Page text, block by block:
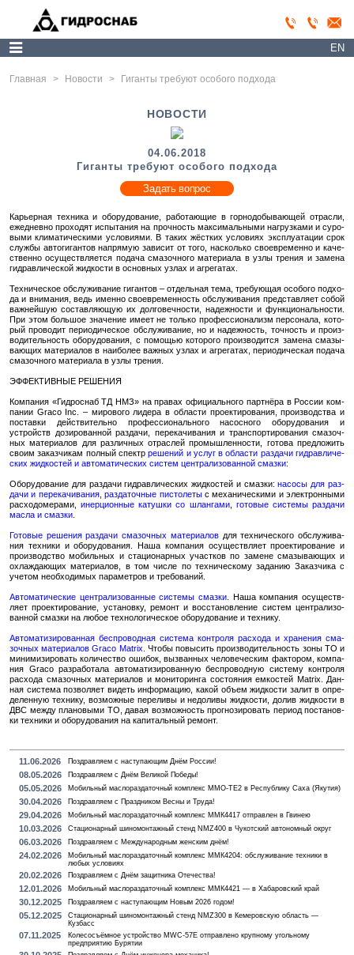
EN
Главная > Новости > Гиганты требуют особого подхода
11.06.2026 Поздравляем с наступающим Днём России!
08.05.2026 Поздравляем с Днём Великой Победы!
05.05.2026 Мобильный маслораздаточный комплекс MMO-TE2 в Республику Саха (Якутия)
30.04.2026 Поздравляем с Праздником Весны и Труда!
29.04.2026 Мобильный маслораздаточный комплекс ММК4417 отправлен в Гвинею
10.03.2026 Стационарный шиномонтажный стенд NMZ400 в Чукотский автономный округ
06.03.2026 Поздравляем с Международным женским днём!
24.02.2026
Мобильный маслораздаточный комплекс ММК4204: обслуживание техники в
любых условиях
20.02.2026 Поздравляем с Днём защитника Отечества!
12.01.2026 Мобильный маслораздаточный комплекс ММК4421 — в Хабаровский край
30.12.2025 Поздравляем с наступающим Новым 2026 годом!
05.12.2025
Стационарный шиномонтажный стенд NMZ300 в Кемеровскую область —
Кузбасс
07.11.2025
Колесосъёмное устройство MWC-57E отправлено крупному угольному
предприятию Бурятии
НОВОСТИ
04.06.2018
Гиганты требуют особого подхода
Задать вопрос
Ка­рьер­ная тех­ни­ка и обо­ру­до­ва­ние, ра­бо­та­ю­щие в гор­но­до­бы­ва­ю­щей от­рас­ли,
еже­днев­но про­хо­дят ис­пы­та­ния на проч­ность мак­си­маль­ны­ми на­груз­ка­ми и су­ро­
вы­ми кли­ма­ти­че­ски­ми усло­ви­я­ми. В таких жёст­ких усло­ви­ях экс­плу­а­та­ции срок
служ­бы ав­то­ги­ган­тов на­пря­мую за­ви­сит от того, на­сколь­ко свое­вре­мен­но и ка­че­
ствен­но осу­ществ­ля­ет­ся по­да­ча сма­зоч­но­го ма­те­ри­а­ла в узлы тре­ния и за­ме­на
гид­рав­ли­че­ской жид­ко­сти в ос­нов­ных узлах и аг­ре­га­тах.
Тех­ни­че­ское об­слу­жи­ва­ние ги­ган­тов – от­дель­ная тема, тре­бу­ю­щая осо­бо­го под­хо­
да и вни­ма­ния, ведь имен­но свое­вре­мен­ность об­слу­жи­ва­ния пред­став­ля­ет собой
важ­ней­шую со­став­ля­ю­щую их дол­го­веч­но­сти, на­деж­но­сти и функ­ци­о­наль­но­сти.
При этом боль­шое зна­че­ние имеет не толь­ко про­фес­си­о­на­лизм пер­со­на­ла, ко­то­
рый про­во­дит пе­ри­о­ди­че­ское об­слу­жи­ва­ние, но и на­деж­ность, точ­ность и про­из­
во­ди­тель­ность обо­ру­до­ва­ния, с по­мо­щью ко­то­ро­го про­из­во­дит­ся за­ме­на сма­зы­
ва­ю­щих ма­те­ри­а­лов в наи­бо­лее важ­ных узлах и аг­ре­га­тах, пе­ри­о­ди­че­ская по­да­ча
сма­зоч­но­го ма­те­ри­а­ла в узлы тре­ния.
ЭФ­ФЕК­ТИВ­НЫЕ РЕ­ШЕ­НИЯ
Ком­па­ния «Гид­ро­снаб ТД НМЗ» на пра­вах офи­ци­аль­но­го парт­нё­ра в Рос­сии ком­
па­нии Graco Inc. – ми­ро­во­го ли­де­ра в об­ла­сти про­ек­ти­ро­ва­ния, про­из­вод­ства и
по­став­ки дей­стви­тель­но про­фес­си­о­наль­но­го на­сос­но­го обо­ру­до­ва­ния и
устройств до­зи­ро­ван­ной раз­да­чи, пе­ре­ка­чи­ва­ния и транс­пор­ти­ро­ва­ния сма­зоч­
ных ма­те­ри­а­лов для раз­лич­ных от­рас­лей про­мыш­лен­но­сти, го­то­ва пред­ло­жить
своим за­каз­чи­кам пол­ный спектрре­ше­ний и услуг в об­ла­сти раз­да­чи гид­рав­ли­че­
ских жид­ко­стей и ав­то­ма­ти­че­ских си­стем цен­тра­ли­зо­ван­ной смаз­ки:
Обо­ру­до­ва­ние для раз­да­чи гид­рав­ли­че­ских жид­ко­стей и смаз­ки:на­со­сы для раз­
да­чи и пе­ре­ка­чи­ва­ния,раз­да­точ­ные пи­сто­ле­тыс ме­ха­ни­че­ски­ми и элек­трон­ны­ми
рас­хо­до­ме­ра­ми,инер­ци­он­ные ка­туш­ки со шлан­га­ми, го­то­вые си­сте­мы раз­да­чи
масла и смаз­ки
Го­то­вые ре­ше­ния раз­да­чи сма­зоч­ных ма­те­ри­а­ловдля тех­ни­че­ско­го об­слу­жи­ва­
ния тех­ни­ки и обо­ру­до­ва­ния. Наша ком­па­ния осу­ществ­ля­ет про­ек­ти­ро­ва­ние и
про­из­вод­ство мо­биль­ных и ста­ци­о­нар­ных участ­ков по за­мене сма­зы­ва­ю­щих и
охла­жда­ю­щих ма­те­ри­а­лов, в том числе по тех­ни­че­ско­му за­да­нию За­каз­чи­ка с
уче­том необ­хо­ди­мых па­ра­мет­ров и тре­бо­ва­ний.
Ав­то­ма­ти­че­ские цен­тра­ли­зо­ван­ные си­сте­мы смаз­ки . Наша ком­па­ния осу­ществ­
ля­ет про­ек­ти­ро­ва­ние, уста­нов­ку, ре­монт и вос­ста­нов­ле­ние си­стем цен­тра­ли­зо­
ван­ной смаз­ки на любое тех­но­ло­ги­че­ское обо­ру­до­ва­ние и тех­ни­ку.
Ав­то­ма­ти­зи­ро­ван­ная бес­про­вод­ная си­сте­ма кон­тро­ля рас­хо­да и хра­не­ния сма­
зоч­ных ма­те­ри­а­лов Graco Matrix . Чтобы по­вы­сить про­из­во­ди­тель­ность зоны ТО и
ми­ни­ми­зи­ро­вать ко­ли­че­ство оши­бок, вы­зван­ных че­ло­ве­че­ским фак­то­ром, ком­па­
ния Graco раз­ра­бо­та­ла ав­то­ма­ти­зи­ро­ван­ную бес­про­вод­ную си­сте­му кон­тро­ля
рас­хо­да сма­зоч­ных ма­те­ри­а­лов и мо­ни­то­рин­га со­сто­я­ния ем­ко­стей Matrix. Дан­
ная си­сте­ма поз­во­ля­ет ви­деть ин­фор­ма­цию, какой объем жид­ко­сти залит в опре­
де­лен­ную тех­ни­ку, воз­мож­ные пе­ре­ли­вы и недо­ли­вы жид­ко­сти, долив жид­ко­сти в
ДВС между пла­но­вы­ми ТО, давая воз­мож­ность про­гно­зи­ро­вать пе­ри­од по­ста­нов­
ки тех­ни­ки и обо­ру­до­ва­ния на ка­пи­таль­ный ре­монт.